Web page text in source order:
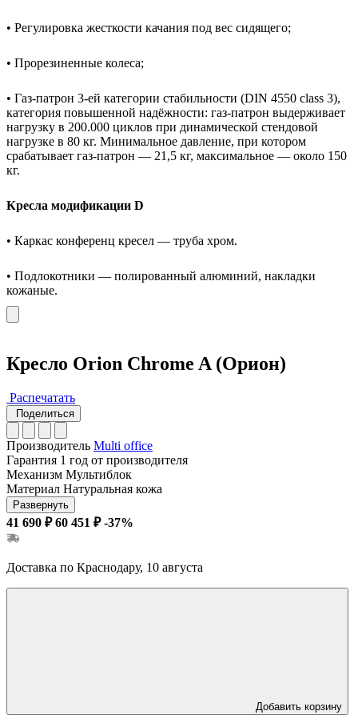
• Регулировка жесткости качания под вес сидящего;
• Прорезиненные колеса;
• Газ-патрон 3-ей категории стабильности (DIN 4550 class 3),
категория повышенной надёжности: газ-патрон выдерживает
нагрузку в 200.000 циклов при динамической стендовой
нагрузке в 80 кг. Минимальное давление, при котором
срабатывает газ-патрон — 21,5 кг, максимальное — около 150
кг.
Кресла модификации D
• Каркас конференц кресел — труба хром.
• Подлокотники — полированный алюминий, накладки
кожаные.
Кресло Orion Chrome A (Орион)
Распечатать
Поделиться
Производитель Multi office
Гарантия 1 год от производителя
Механизм Мультиблок
Материал Натуральная кожа
Развернуть
41 690 ₽ 60 451 ₽ -37%
Доставка по Краснодару, 10 августа
Добавить корзину